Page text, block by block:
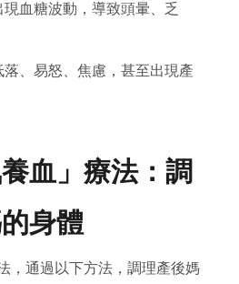
血糖波動，導致頭暈、乏
、易怒、焦慮，甚至出現產
血」療法：調
身體
，通過以下方法，調理產後媽